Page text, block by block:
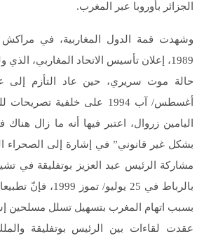
الجزائر بأوروبا عبر المغرب.
1989، إعلان تأسيس الاتحاد المغاربي،
أغسطس/ آب 1994 على خلفية
اليامين زروال، اعتبر فيها أنه ما زال هناك
بشكل غير قانوني” في إشارة إلى الصحراء
مشاركة الرئيس عبد العزيز بوتفليقة في
بالرباط في 25 يوليو/
بسبب اتهام المغرب بتسهيل تسلل مسلحين
عقدت لقاءات بين الرئيس بوتفليقة